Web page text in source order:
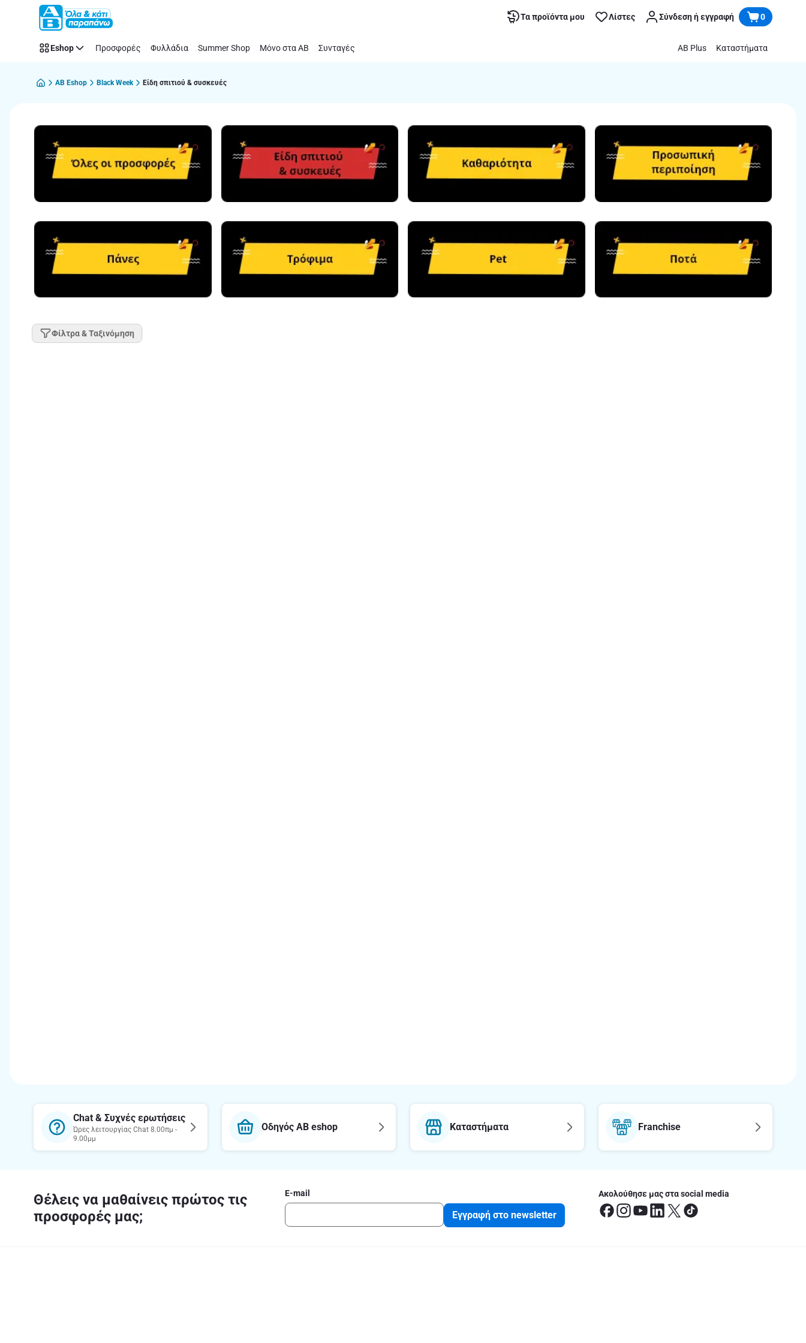
Παράλειψη Τα προϊόντα μου Λίστες Σύνδεση ή εγγραφή 0
Eshop Προσφορές Φυλλάδια Summer Shop Μόνο στα ΑΒ Συνταγές AB Plus Καταστήματα
AB Eshop Black Week Είδη σπιτιού & συσκευές
Φίλτρα & Ταξινόμηση
Chat & Συχνές ερωτήσεις
Ώρες λειτουργίας Chat 8.00πμ -
9.00μμ
Οδηγός AB eshop Καταστήματα Franchise
Θέλεις να μαθαίνεις πρώτος τις
προσφορές μας;
E-mail
Εγγραφή στο newsletter
Ακολούθησε μας στα social media